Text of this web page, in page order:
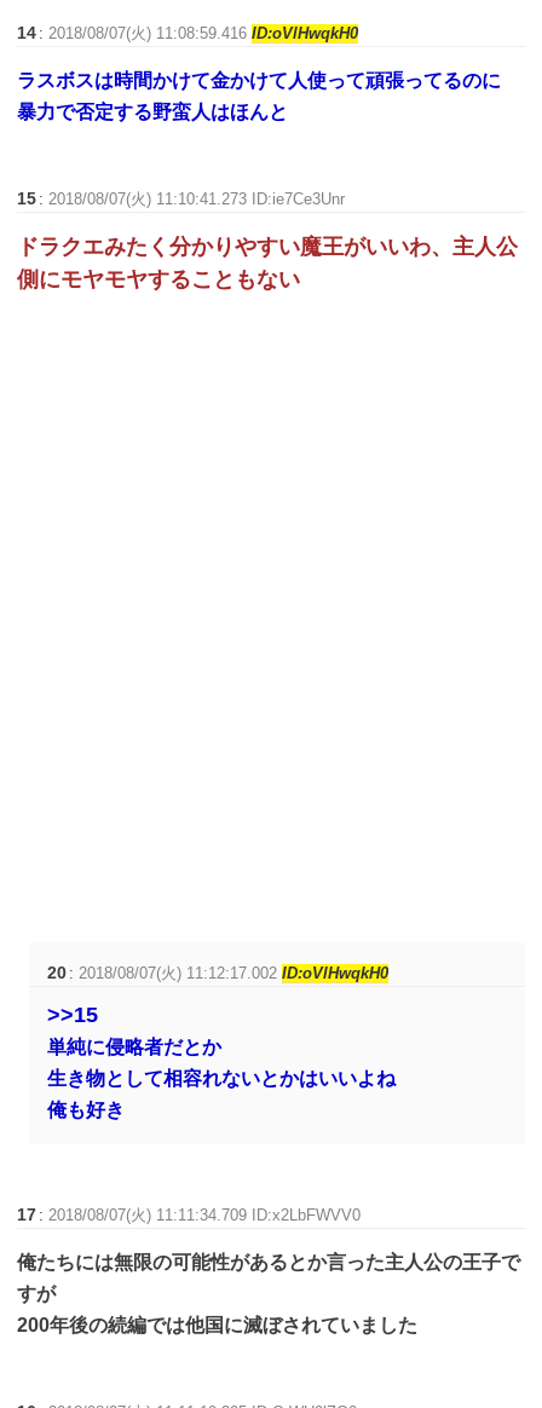
14 : 2018/08/07(火) 11:08:59.416ID:oVlHwqkH0
ラスボスは時間かけて金かけて人使って頑張ってるのに
暴力で否定する野蛮人はほんと
15 : 2018/08/07(火) 11:10:41.273 ID:ie7Ce3Unr
ドラクエみたく分かりやすい魔王がいいわ、主人公
側にモヤモヤすることもない
20 : 2018/08/07(火) 11:12:17.002ID:oVlHwqkH0
>>15
単純に侵略者だとか
生き物として相容れないとかはいいよね
俺も好き
17 : 2018/08/07(火) 11:11:34.709 ID:x2LbFWVV0
俺たちには無限の可能性があるとか言った主人公の王子で
すが
200年後の続編では他国に滅ぼされていました